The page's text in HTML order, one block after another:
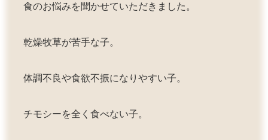
食のお悩みを聞かせていただきました。
乾燥牧草が苦手な子。
体調不良や食欲不振になりやすい子。
チモシーを全く食べない子。